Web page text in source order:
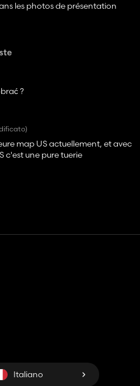
les photos de présentation
?
map US actuellement, et avec
c'est une pure tuerie
Italiano